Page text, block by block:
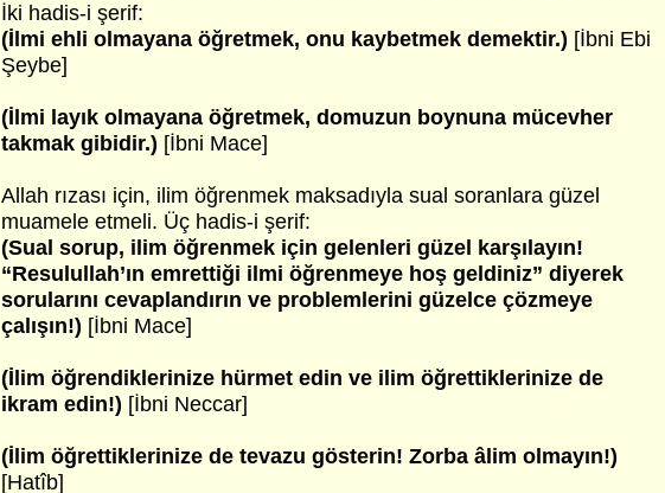
İki hadis-i şerif:
(İlmi ehli olmayana öğretmek, onu kaybetmek demektir.) [İbni Ebi
Şeybe]
(İlmi layık olmayana öğretmek, domuzun boynuna mücevher
takmak gibidir.) [İbni Mace]
Allah rızası için, ilim öğrenmek maksadıyla sual soranlara güzel
muamele etmeli. Üç hadis-i şerif:
(Sual sorup, ilim öğrenmek için gelenleri güzel karşılayın!
“Resulullah’ın emrettiği ilmi öğrenmeye hoş geldiniz” diyerek
sorularını cevaplandırın ve problemlerini güzelce çözmeye
çalışın!) [İbni Mace]
(İlim öğrendiklerinize hürmet edin ve ilim öğrettiklerinize de
ikram edin!) [İbni Neccar]
(İlim öğrettiklerinize de tevazu gösterin! Zorba âlim olmayın!)
[Hatîb]